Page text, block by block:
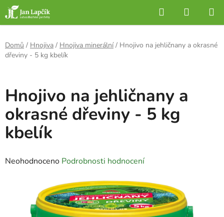
Přejít
na
obsah
Hledat
KOŠÍK
Domů / Hnojiva / Hnojiva minerální / Hnojivo na jehličnany a okrasné
dřeviny - 5 kg kbelík
Hnojivo na jehličnany a
okrasné dřeviny - 5 kg
kbelík
Průměrné
Neohodnoceno Podrobnosti hodnocení